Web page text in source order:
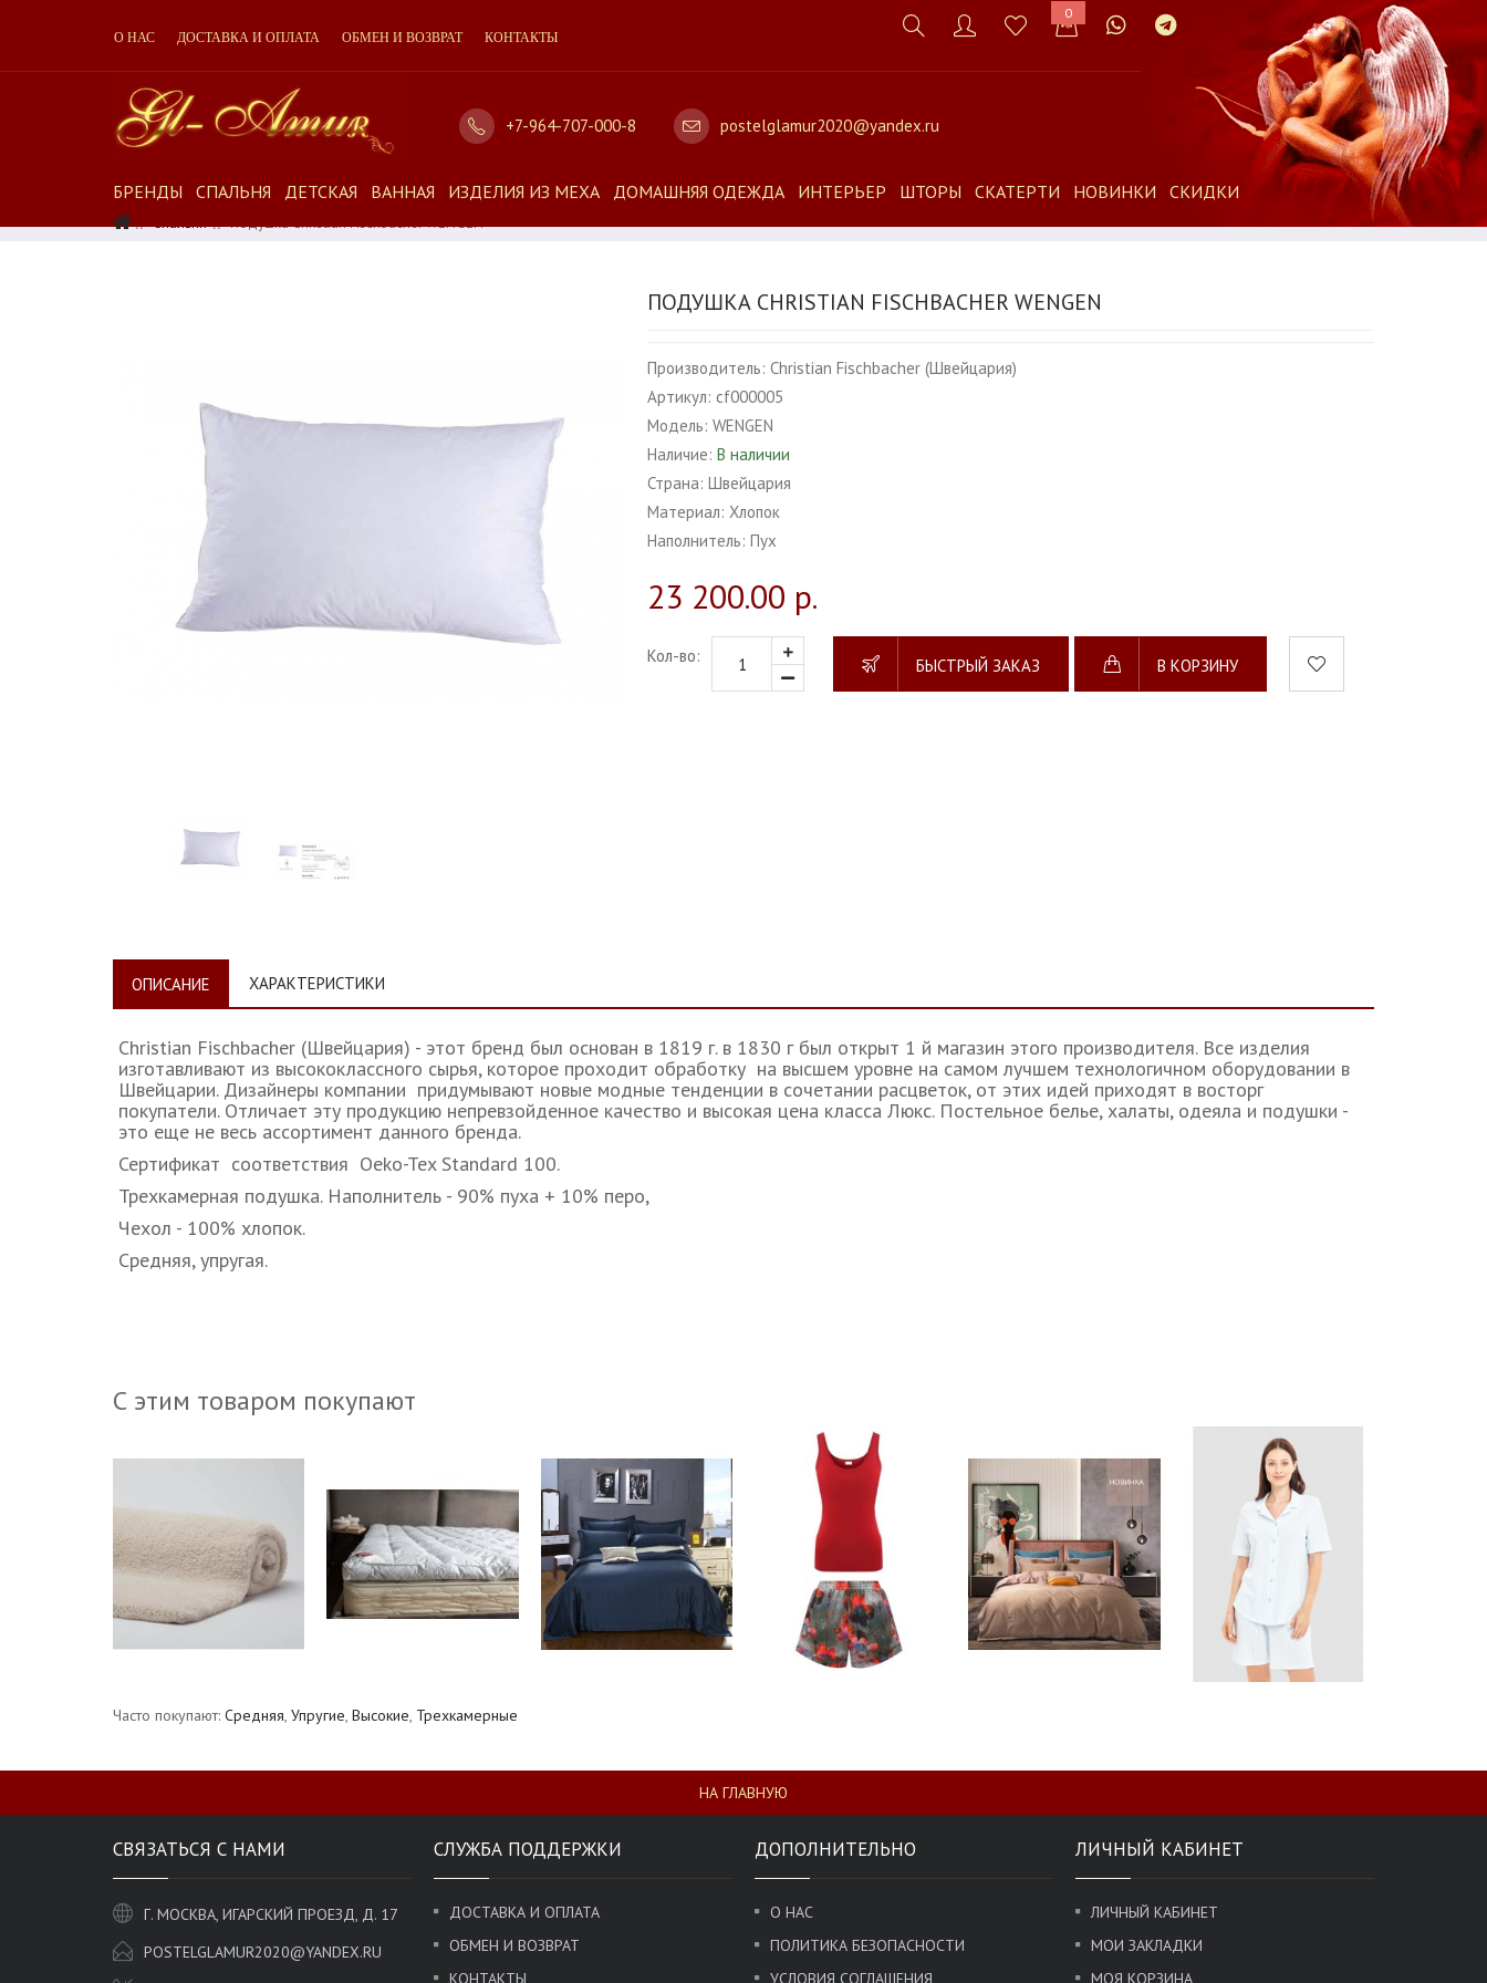
0
О НАС ДОСТАВКА И ОПЛАТА ОБМЕН И ВОЗВРАТ КОНТАКТЫ
+7-964-707-000-8 postelglamur2020@yandex.ru
БРЕНДЫ СПАЛЬНЯ ДЕТСКАЯ ВАННАЯ ИЗДЕЛИЯ ИЗ МЕХА ДОМАШНЯЯ ОДЕЖДА ИНТЕРЬЕР ШТОРЫ СКАТЕРТИ НОВИНКИ СКИДКИ
Спальня Подушка Christian Fischbacher WENGEN
ПОДУШКА CHRISTIAN FISCHBACHER WENGEN
Производитель: Christian Fischbacher (Швейцария)
Артикул: cf000005
Модель: WENGEN
Наличие: В наличии
Страна: Швейцария
Материал: Хлопок
Наполнитель: Пух
23 200.00 р.
Кол-во: БЫСТРЫЙ ЗАКАЗ В КОРЗИНУ
ОПИСАНИЕ ХАРАКТЕРИСТИКИ
Christian Fischbacher (Швейцария) - этот бренд был основан в 1819 г. в 1830 г был открыт 1 й магазин этого производителя. Все изделия
изготавливают из высококлассного сырья, которое проходит обработку на высшем уровне на самом лучшем технологичном оборудовании в
Швейцарии. Дизайнеры компании придумывают новые модные тенденции в сочетании расцветок, от этих идей приходят в восторг
покупатели. Отличает эту продукцию непревзойденное качество и высокая цена класса Люкс. Постельное белье, халаты, одеяла и подушки -
это еще не весь ассортимент данного бренда.
Сертификат соответствия Oeko-Tex Standard 100.
Трехкамерная подушка. Наполнитель - 90% пуха + 10% перо,
Чехол - 100% хлопок.
Средняя, упругая.
С этим товаром покупают
Часто покупают: Средняя, Упругие, Высокие, Трехкамерные
НА ГЛАВНУЮ
СВЯЗАТЬСЯ С НАМИ
Г. МОСКВА, ИГАРСКИЙ ПРОЕЗД, Д. 17
POSTELGLAMUR2020@YANDEX.RU
СЛУЖБА ПОДДЕРЖКИ
ДОСТАВКА И ОПЛАТА
ОБМЕН И ВОЗВРАТ
ДОПОЛНИТЕЛЬНО
О НАС
ПОЛИТИКА БЕЗОПАСНОСТИ
ЛИЧНЫЙ КАБИНЕТ
ЛИЧНЫЙ КАБИНЕТ
МОИ ЗАКЛАДКИ